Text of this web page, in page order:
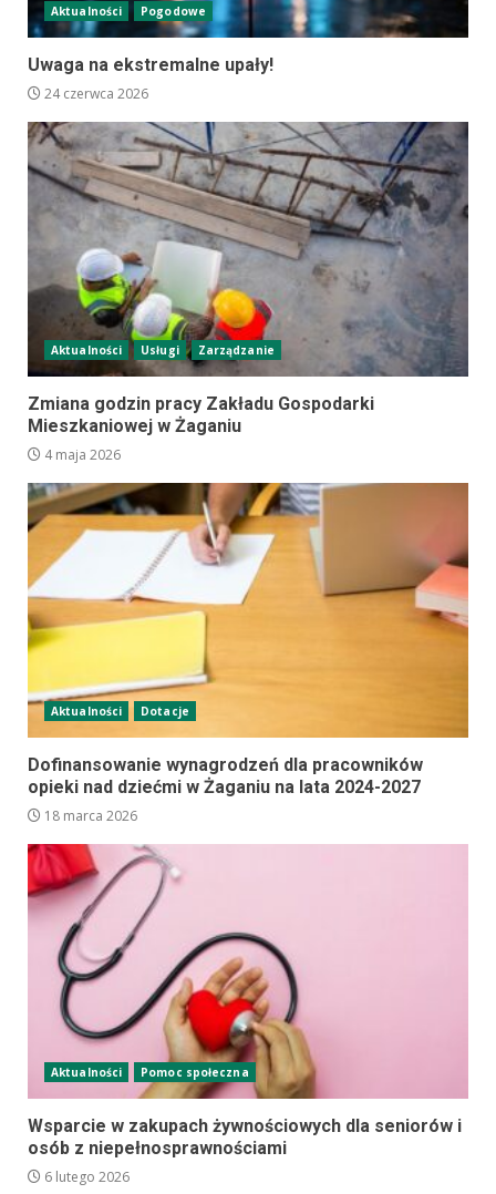
Aktualności Pogodowe
Uwaga na ekstremalne upały!
24 czerwca 2026
Aktualności Usługi Zarządzanie
Zmiana godzin pracy Zakładu Gospodarki
Mieszkaniowej w Żaganiu
4 maja 2026
Aktualności Dotacje
Dofinansowanie wynagrodzeń dla pracowników
opieki nad dziećmi w Żaganiu na lata 2024-2027
18 marca 2026
Aktualności Pomoc społeczna
Wsparcie w zakupach żywnościowych dla seniorów i
osób z niepełnosprawnościami
6 lutego 2026